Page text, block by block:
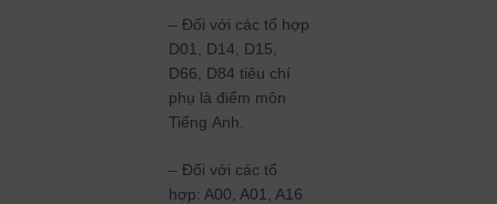
– Đối với các tổ hợp
D01, D14, D15,
D66, D84 tiêu chí
phụ là điểm môn
Tiếng Anh.
– Đối với các tổ
hợp: A00, A01, A16